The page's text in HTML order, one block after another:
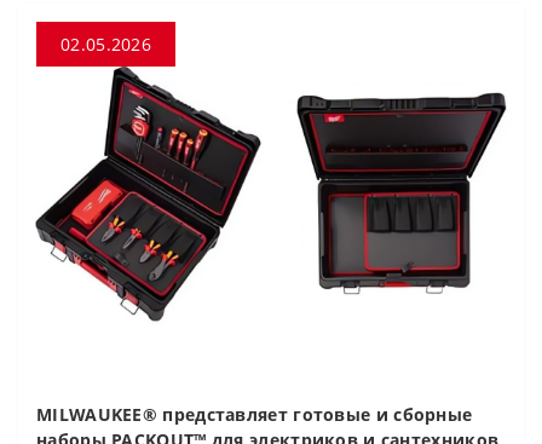
02.05.2026
MILWAUKEE® представляет готовые и сборные